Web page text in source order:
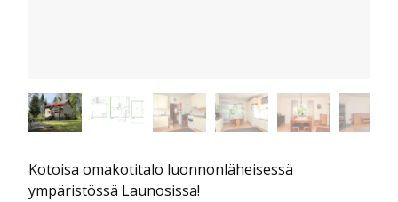
Kotoisa omakotitalo luonnonläheisessä
ympäristössä Launosissa!